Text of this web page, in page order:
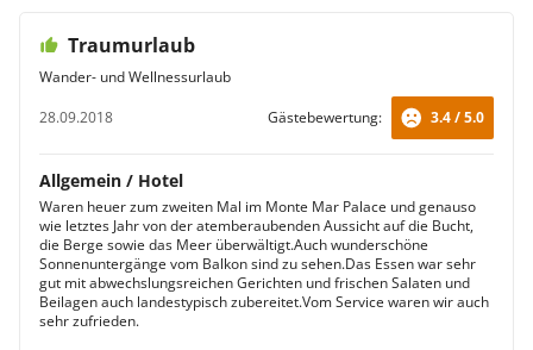
Standardzimmer
Betten, einen Fernseher sowie eine Klimaanlage, die
jederzeit für angenehme Temperaturen sorgt. Genießen
Sie am Abend ein entspannendes Bad und im Anschluss
Suite
Die Suite wurde ansprechend eingerichtet und ist ideal
für einen entspannenden Aufenthalt unter der Sonne
Portugals. Auf Ihrem privaten Balkon genießen Sie die
Zeit an der frischen Luft und zudem einen herrlichen
Blick auf das brausende Meer.
Traumurlaub
Wander- und Wellnessurlaub
28.09.2018
Gästebewertung: 3.4 / 5.0
Allgemein / Hotel
Waren heuer zum zweiten Mal im Monte Mar Palace und genauso
wie letztes Jahr von der atemberaubenden Aussicht auf die Bucht,
die Berge sowie das Meer überwältigt.Auch wunderschöne
Sonnenuntergänge vom Balkon sind zu sehen.Das Essen war sehr
gut mit abwechslungsreichen Gerichten und frischen Salaten und
Beilagen auch landestypisch zubereitet.Vom Service waren wir auch
sehr zufrieden.